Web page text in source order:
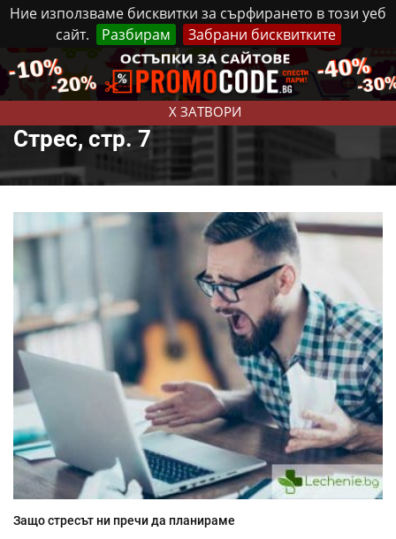
Ние използваме бисквитки за сърфирането в този уеб
сайт.
Разбирам Забрани бисквитките
X ЗАТВОРИ
Петък, 7 Август, 2026 Реклама Контакти
Стрес, стр. 7
Защо стресът ни пречи да планираме